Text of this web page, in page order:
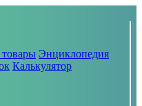
Энциклопедия
Калькулятор